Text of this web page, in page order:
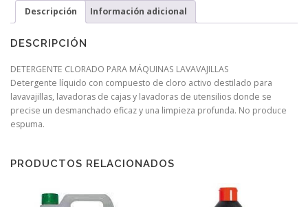
Descripción Información adicional
DESCRIPCIÓN
DETERGENTE CLORADO PARA MÁQUINAS LAVAVAJILLAS
Detergente líquido con compuesto de cloro activo destilado para
lavavajillas, lavadoras de cajas y lavadoras de utensilios donde se
precise un desmanchado eficaz y una limpieza profunda. No produce
espuma.
PRODUCTOS RELACIONADOS